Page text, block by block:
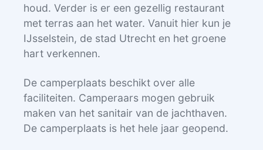
houd. Verder is er een gezellig restaurant
met terras aan het water. Vanuit hier kun je
IJsselstein, de stad Utrecht en het groene
hart verkennen.
De camperplaats beschikt over alle
faciliteiten. Camperaars mogen gebruik
maken van het sanitair van de jachthaven.
De camperplaats is het hele jaar geopend.